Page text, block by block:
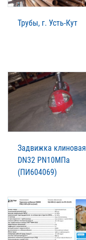
Трубы, г. Усть-Кут
Задвижка клиновая
DN32 PN10МПа
(ПИ604069)